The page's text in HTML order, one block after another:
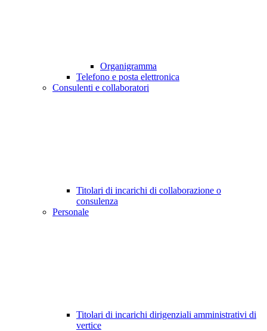
Organigramma
Telefono e posta elettronica
Consulenti e collaboratori
Titolari di incarichi di collaborazione o
consulenza
Personale
Titolari di incarichi dirigenziali amministrativi di
vertice